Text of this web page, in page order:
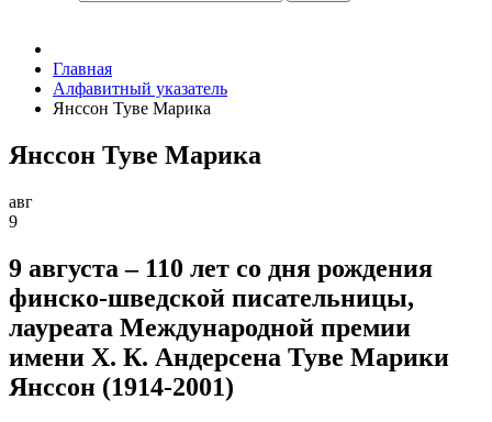
Главная
Алфавитный указатель
Янссон Туве Марика
Янссон Туве Марика
авг
9
9 августа – 110 лет со дня рождения
финско-шведской писательницы,
лауреата Международной премии
имени Х. К. Андерсена Туве Марики
Янссон (1914-2001)